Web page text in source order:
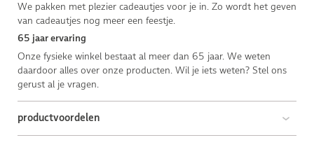
We pakken met plezier cadeautjes voor je in. Zo wordt het geven
van cadeautjes nog meer een feestje.
65 jaar ervaring
Onze fysieke winkel bestaat al meer dan 65 jaar. We weten
daardoor alles over onze producten. Wil je iets weten? Stel ons
gerust al je vragen.
productvoordelen